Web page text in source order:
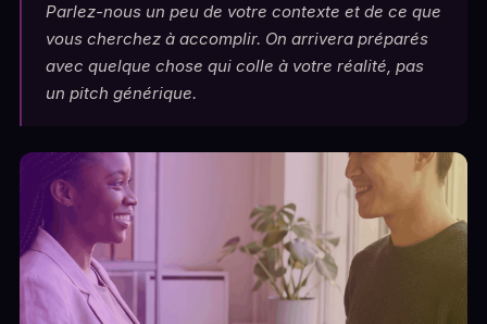
Parlez-nous un peu de votre contexte et de ce que
vous cherchez à accomplir. On arrivera préparés
avec quelque chose qui colle à votre réalité, pas
un pitch générique.